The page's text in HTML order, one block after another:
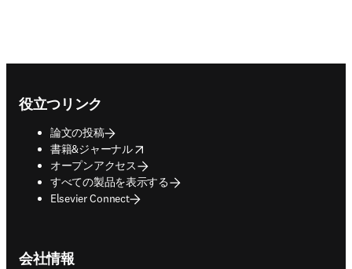
役立つリンク
論文の投稿
書籍&ジャーナル
opens in new tab/window
オープンアクセス
すべての製品を表示する
Elsevier Connect
会社情報